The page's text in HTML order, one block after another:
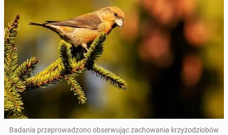
Badania prze­pro­wa­dzo­no ob­ser­wu­jąc za­cho­wa­nia krzy­żo­dzio­bów